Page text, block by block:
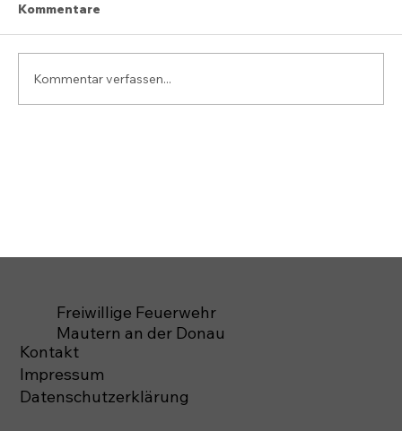
Kommentare
Kommentar verfassen...
Kontakt
Impressum
Datenschutzerklärung
Freiwillige Feuerwehr
Mautern an der Donau